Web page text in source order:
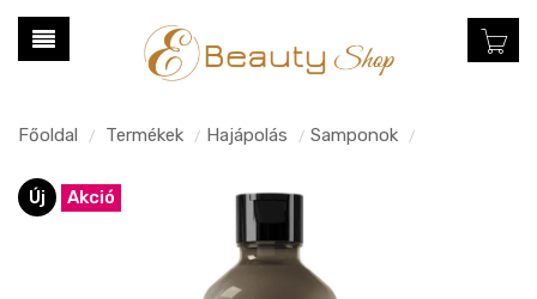
Főoldal / Termékek / Hajápolás / Samponok /
Új Akció